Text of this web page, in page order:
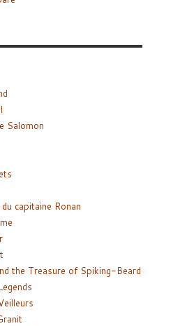
Salomon
capitaine Ronan
the Treasure of Spiking-Beard